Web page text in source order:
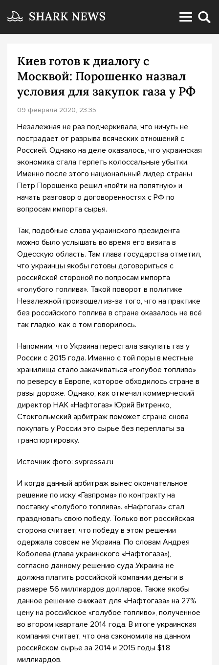
Киев готов к диалогу с
Москвой: Порошенко назвал
условия для закупок газа у РФ
09 февраля 2020, 23:35
Незалежная не раз подчеркивала, что ничуть не
пострадает от разрыва всяческих отношений с
Россией. Однако на деле оказалось, что украинская
экономика стала терпеть колоссальные убытки.
Именно после этого национальный лидер страны
Петр Порошенко решил «пойти на попятную» и
начать разговор о договоренностях с РФ по
вопросам импорта сырья.
Так, подобные слова украинского президента
можно было услышать во время его визита в
Одесскую область. Там глава государства отметил,
что украинцы якобы готовы договориться с
российской стороной по вопросам импорта
«голубого топлива». Такой поворот в политике
Незалежной произошел из-за того, что на практике
без российского топлива в стране оказалось не всё
так гладко, как о том говорилось.
Напомним, что Украина перестала закупать газ у
России с 2015 года. Именно с той поры в местные
хранилища стало закачиваться «голубое топливо»
по реверсу в Европе, которое обходилось стране в
разы дороже. Однако, как отмечал коммерческий
директор НАК «Нафтогаз» Юрий Витренко,
Стокгольмский арбитраж поможет стране снова
покупать у России это сырье без переплаты за
транспортировку.
Источник фото: svpressa.ru
И когда данный арбитраж вынес окончательное
решение по иску «Газпрома» по контракту на
поставку «голубого топлива». «Нафтогаз» стал
праздновать свою победу. Только вот российская
сторона считает, что победу в этом решении
одержала совсем не Украина. По словам Андрея
Коболева (глава украинского «Нафтогаза»),
согласно данному решению суда Украина не
должна платить российской компании деньги в
размере 56 миллиардов долларов. Также якобы
данное решение снижает для «Нафтогаза» на 27%
цену на российское «голубое топливо», полученное
во втором квартале 2014 года. В итоге украинская
компания считает, что она сэкономила на данном
российском сырье за 2014 и 2015 годы $1,8
миллиардов.